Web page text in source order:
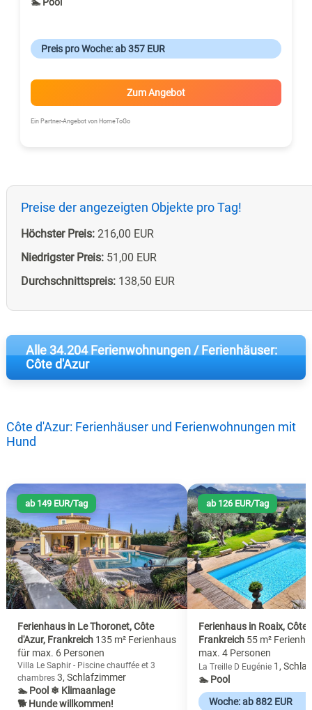
Preis pro Woche: ab 357 EUR
Zum Angebot
Ein Partner-Angebot von HomeToGo
Preise der angezeigten Objekte pro Tag!
Höchster Preis:216,00 EUR
Niedrigster Preis:51,00 EUR
Durchschnittspreis:138,50 EUR
Alle 34.204 Ferienwohnungen / Ferienhäuser:
Côte d'Azur
Côte d'Azur: Ferienhäuser und Ferienwohnungen mit
Hund
ab 149 EUR/Tag
Ferienhaus in Le Thoronet, Côte
d'Azur, Frankreich 135 m² Ferienhaus
für max. 6 Personen
Villa Le Saphir - Piscine chauffée et 3
chambres3, Schlafzimmer
🏊 Pool ❄ Klimaanlage
🐕 Hunde willkommen!
ab 126 EUR/Tag
Ferienhaus in Roaix, Côte
Frankreich 55 m²
max. 4 Personen
La Treille D Eugénie1,
🏊 Pool
Woche: ab 882 EUR